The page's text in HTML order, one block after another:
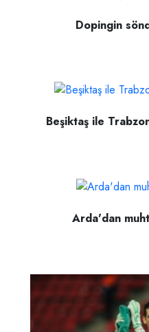
Dopingin
Beşiktaş ile
Arda'dan